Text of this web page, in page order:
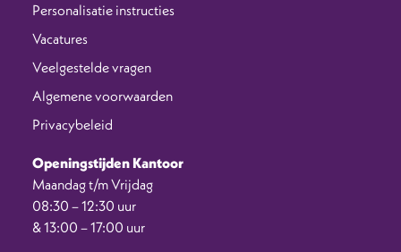
Personalisatie instructies
Vacatures
Veelgestelde vragen
Algemene voorwaarden
Privacybeleid
Openingstijden Kantoor
Maandag t/m Vrijdag
08:30 – 12:30 uur
& 13:00 – 17:00 uur